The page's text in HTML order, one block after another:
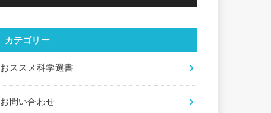
カテゴリー
おススメ科学選書
お問い合わせ